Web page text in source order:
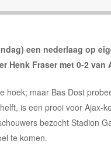
een nederlaag op
Henk Fraser met 0-2 van
hoek; maar Bas Dost
is een prooi voor Ajax-
bezocht Stadion
te komen.